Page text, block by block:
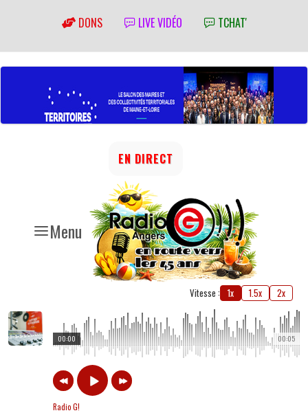
DONS LIVE VIDÉO TCHAT'
Menu
EN DIRECT
Vitesse : 1x 1.5x 2x
00:05
00:00
Radio G!